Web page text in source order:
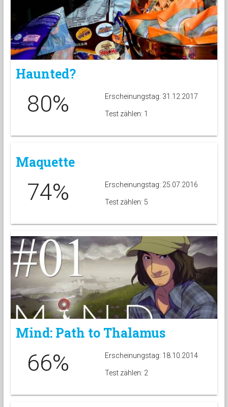
Haunted?
80% Erscheinungstag: 31.12.2017
Test zählen: 1
Maquette
74% Erscheinungstag: 25.07.2016
Test zählen: 5
Mind: Path to Thalamus
66% Erscheinungstag: 18.10.2014
Test zählen: 2